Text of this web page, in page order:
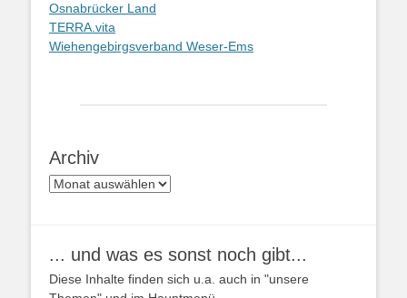
Osnabrücker Land
TERRA.vita
Wiehengebirgsverband Weser-Ems
Archiv
Archiv
... und was es sonst noch gibt...
Diese Inhalte finden sich u.a. auch in "unsere